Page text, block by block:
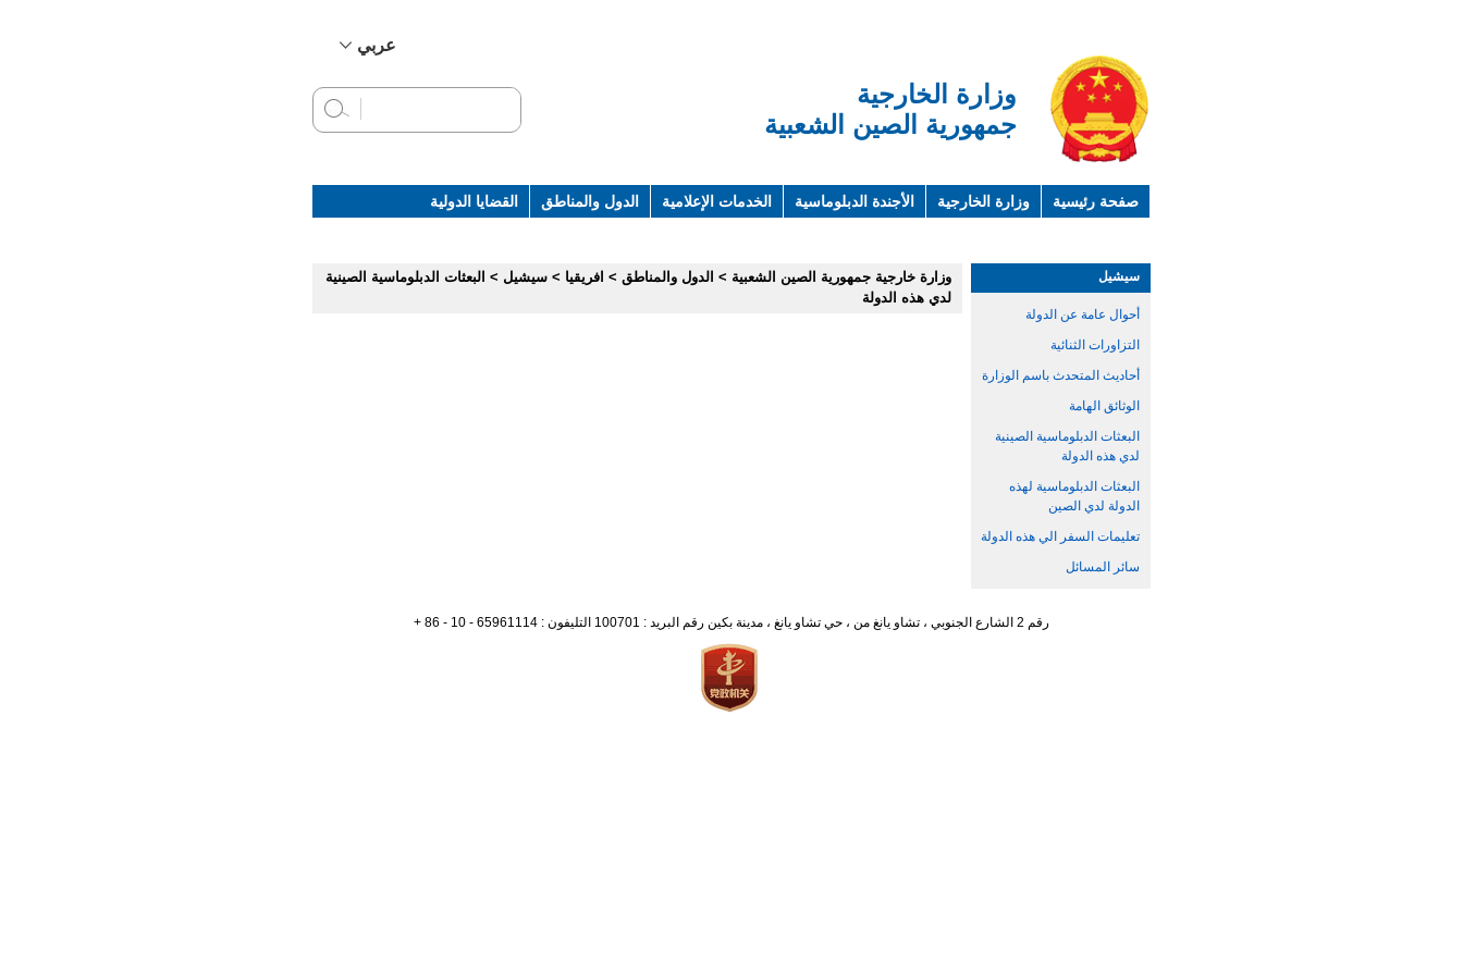
عربي
English
وزارة الخارجية
جمهورية الصين الشعبية
صفحة رئيسية وزارة الخارجية الأجندة الدبلوماسية الخدمات الإعلامية الدول والمناطق
القضايا الدولية
سيشيل
أحوال عامة عن الدولة
التزاورات الثنائية
أحاديث المتحدث باسم الوزارة
الوثائق الهامة
البعثات الدبلوماسية الصينية
لدي هذه الدولة
البعثات الدبلوماسية لهذه
الدولة لدي الصين
تعليمات السفر الي هذه الدولة
سائر المسائل
وزارة خارجية جمهورية الصين الشعبية > الدول والمناطق > افريقيا > سيشيل > البعثات الدبلوماسية الصينية
لدي هذه الدولة
رقم 2 الشارع الجنوبي ، تشاو يانغ من ، حي تشاو يانغ ، مدينة بكين رقم البريد : 100701 التليفون : 65961114 - 10 - 86 +